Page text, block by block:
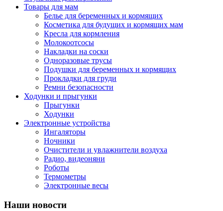
Товары для мам
Белье для беременных и кормящих
Косметика для будущих и кормящих мам
Кресла для кормления
Молокоотсосы
Накладки на соски
Одноразовые трусы
Подушки для беременных и кормящих
Прокладки для груди
Ремни безопасности
Ходунки и прыгунки
Прыгунки
Ходунки
Электронные устройства
Ингаляторы
Ночники
Очистители и увлажнители воздуха
Радио, видеоняни
Роботы
Термометры
Электронные весы
Наши новости